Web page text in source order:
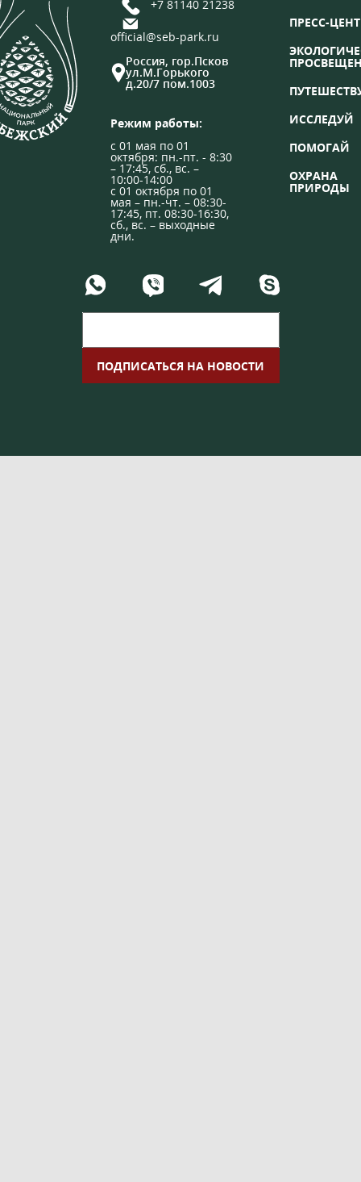
+7 81140 21238
official@seb-park.ru
Россия, гор.Псков
ул.М.Горького
д.20/7 пом.1003
Режим работы:
с 01 мая по 01
октября: пн.-пт. - 8:30
– 17:45, сб., вс. –
10:00-14:00
с 01 октября по 01
мая – пн.-чт. – 08:30-
17:45, пт. 08:30-16:30,
сб., вс. – выходные
дни.
ПРЕСС-
ИССЛЕДУЙ
ПОМОГАЙ
ОХРАНА
ПРИРОДЫ